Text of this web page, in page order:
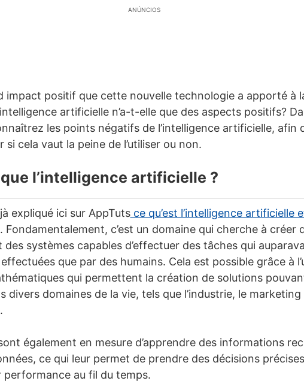
ANÚNCIOS
impact positif que cette nouvelle technologie a apporté à
artificielle n’a-t-elle que des aspects positifs?
les points négatifs de l’intelligence artificielle, afin
si cela vaut la peine de l’utiliser ou non.
que l’intelligence artificielle ?
expliqué ici sur AppTutsce qu’est l’intelligence artificielle
. Fondamentalement, c’est un domaine qui cherche à créer
des systèmes capables d’effectuer des tâches qui
que par des humains. Cela est possible grâce à
qui permettent la création de solutions
divers domaines de la vie, tels que l’industrie, le marketing
également en mesure d’apprendre des informations
ce qui leur permet de prendre des décisions
performance au fil du temps.